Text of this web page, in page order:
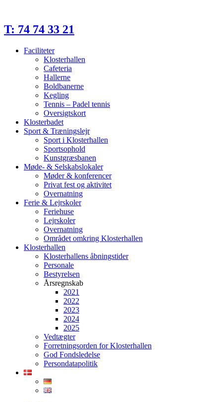
indhold
T: 74 74 33 21
Faciliteter
Klosterhallen
Cafeteria
Hallerne
Boldbanerne
Kegling
Tennis – Padel tennis
Oversigtskort
Klosterbadet
Sport & Træningslejr
Sport i Klosterhallen
Sportsophold
Kunstgræsbanen
Møde- & Selskabslokaler
Møder & konferencer
Privat fest og aktivitet
Overnatning
Ferie & Lejrskoler
Feriehuse
Lejrskoler
Overnatning
Området omkring Klosterhallen
Klosterhallen
Klosterhallens åbningstider
Personale
Bestyrelsen
Årsregnskab
2021
2022
2023
2024
2025
Vedtægter
Forretningsorden for Klosterhallen
God Fondsledelse
Persondatapolitik